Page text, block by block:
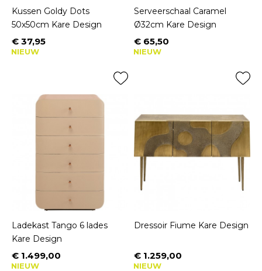
Kussen Goldy Dots
50x50cm Kare Design
Prijs
€ 37,95
NIEUW
Serveerschaal Caramel
Ø32cm Kare Design
Prijs
€ 65,50
NIEUW
Ladekast Tango 6 lades
Kare Design
Prijs
€ 1.499,00
NIEUW
Dressoir Fiume Kare Design
Prijs
€ 1.259,00
NIEUW